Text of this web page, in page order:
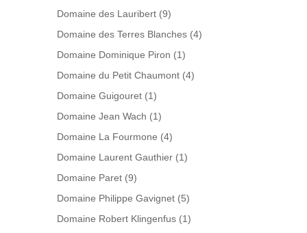
Domaine des Lauribert (9)
Domaine des Terres Blanches (4)
Domaine Dominique Piron (1)
Domaine du Petit Chaumont (4)
Domaine Guigouret (1)
Domaine Jean Wach (1)
Domaine La Fourmone (4)
Domaine Laurent Gauthier (1)
Domaine Paret (9)
Domaine Philippe Gavignet (5)
Domaine Robert Klingenfus (1)